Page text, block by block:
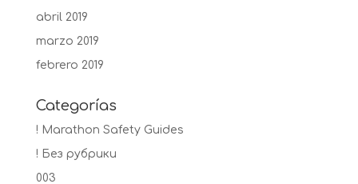
abril 2019
marzo 2019
febrero 2019
Categorías
! Marathon Safety Guides
! Без рубрики
003